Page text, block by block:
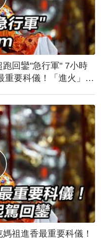
回鑾"急行軍" 7小時
重要科儀！「進火」儀
祖進香最重要科儀！